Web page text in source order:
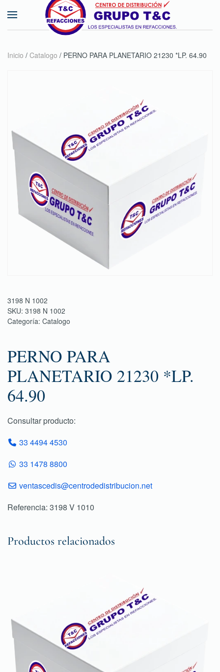
Skip to main content
Inicio / Catalogo / PERNO PARA PLANETARIO 21230 *LP. 64.90
3198 N 1002
SKU: 3198 N 1002
Categoría: Catalogo
PERNO PARA
PLANETARIO 21230 *LP.
64.90
Consultar producto:
33 4494 4530
33 1478 8800
ventascedis@centrodedistribucion.net
Referencia: 3198 V 1010
Productos relacionados